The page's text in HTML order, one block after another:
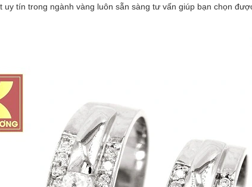
tín trong ngành vàng luôn sẵn sàng tư vấn giúp bạn chọn